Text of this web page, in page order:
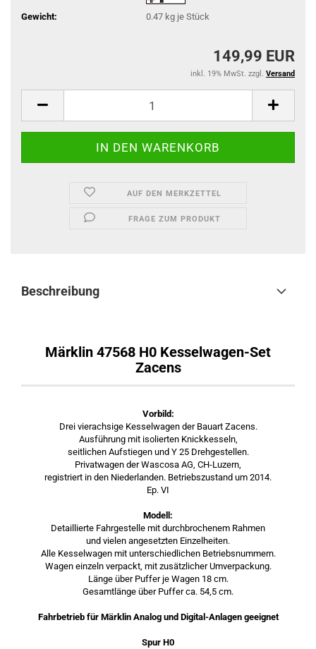
Gewicht: 0.47kg je Stück
149,99 EUR
inkl. 19% MwSt. zzgl. Versand
AUF DEN MERKZETTEL
FRAGE ZUM PRODUKT
Beschreibung
Märklin 47568 H0 Kesselwagen-Set
Zacens
Vorbild:
Drei vierachsige Kesselwagen der Bauart Zacens.
Ausführung mit isolierten Knickkesseln,
seitlichen Aufstiegen und Y 25 Drehgestellen.
Privatwagen der Wascosa AG, CH-Luzern,
registriert in den Niederlanden. Betriebszustand um 2014.
Ep. VI
Modell:
Detaillierte Fahrgestelle mit durchbrochenem Rahmen
und vielen angesetzten Einzelheiten.
Alle Kesselwagen mit unterschiedlichen Betriebsnummern.
Wagen einzeln verpackt, mit zusätzlicher Umverpackung.
Länge über Puffer je Wagen 18 cm.
Gesamtlänge über Puffer ca. 54,5 cm.
Fahrbetrieb für Märklin Analog und Digital-Anlagen geeignet
Spur H0